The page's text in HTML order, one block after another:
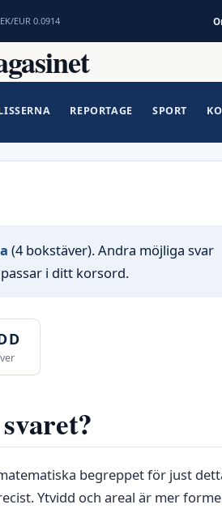
EUR 0.0914
REPORTAGE SPORT
(4 bokstäver). Andra möjliga svar
i ditt korsord.
begreppet för just
Ytvidd och areal är mer